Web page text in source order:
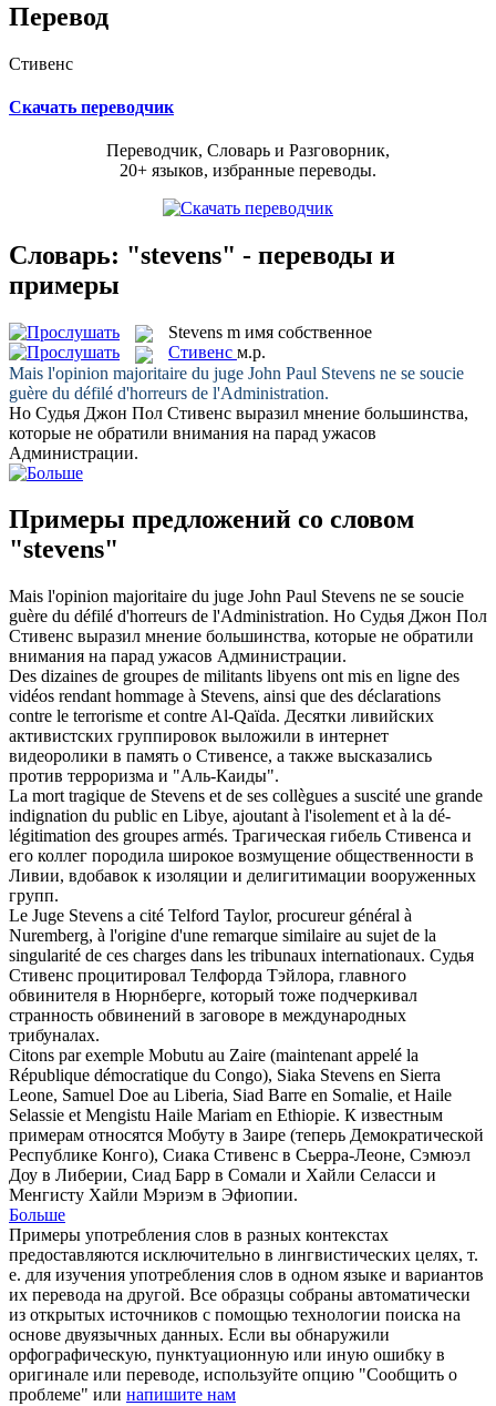
Перевод
Стивенс
Скачать переводчик
Переводчик, Словарь и Разговорник,
20+ языков, избранные переводы.
Словарь: "stevens" - переводы и
примеры
Stevens m имя собственное
Стивенс м.р.
Mais l'opinion majoritaire du juge John Paul Stevens ne se soucie
guère du défilé d'horreurs de l'Administration.
Но Судья Джон Пол Стивенс выразил мнение большинства,
которые не обратили внимания на парад ужасов
Администрации.
Примеры предложений со словом
"stevens"
Mais l'opinion majoritaire du juge John Paul Stevens ne se soucie
guère du défilé d'horreurs de l'Administration. Но Судья Джон Пол
Стивенс выразил мнение большинства, которые не обратили
внимания на парад ужасов Администрации.
Des dizaines de groupes de militants libyens ont mis en ligne des
vidéos rendant hommage à Stevens, ainsi que des déclarations
contre le terrorisme et contre Al-Qaïda. Десятки ливийских
активистских группировок выложили в интернет
видеоролики в память о Стивенсе, а также высказались
против терроризма и "Аль-Каиды".
La mort tragique de Stevens et de ses collègues a suscité une grande
indignation du public en Libye, ajoutant à l'isolement et à la dé-
légitimation des groupes armés. Трагическая гибель Стивенса и
его коллег породила широкое возмущение общественности в
Ливии, вдобавок к изоляции и делигитимации вооруженных
групп.
Le Juge Stevens a cité Telford Taylor, procureur général à
Nuremberg, à l'origine d'une remarque similaire au sujet de la
singularité de ces charges dans les tribunaux internationaux. Судья
Стивенс процитировал Телфорда Тэйлора, главного
обвинителя в Нюрнберге, который тоже подчеркивал
странность обвинений в заговоре в международных
трибуналах.
Citons par exemple Mobutu au Zaire (maintenant appelé la
République démocratique du Congo), Siaka Stevens en Sierra
Leone, Samuel Doe au Liberia, Siad Barre en Somalie, et Haile
Selassie et Mengistu Haile Mariam en Ethiopie. К известным
примерам относятся Мобуту в Заире (теперь Демократической
Республике Конго), Сиака Стивенс в Сьерра-Леоне, Сэмюэл
Доу в Либерии, Сиад Барр в Сомали и Хайли Селасси и
Менгисту Хайли Мэриэм в Эфиопии.
Больше
Примеры употребления слов в разных контекстах
предоставляются исключительно в лингвистических целях, т.
е. для изучения употребления слов в одном языке и вариантов
их перевода на другой. Все образцы собраны автоматически
из открытых источников с помощью технологии поиска на
основе двуязычных данных. Если вы обнаружили
орфографическую, пунктуационную или иную ошибку в
оригинале или переводе, используйте опцию "Сообщить о
проблеме" или напишите нам